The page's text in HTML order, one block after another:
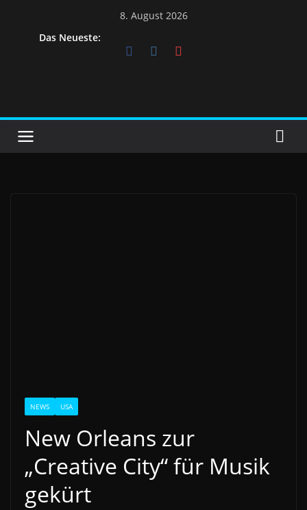
8. August 2026
Das Neueste:
NEWS USA
New Orleans zur
„Creative City“ für Musik
gekürt